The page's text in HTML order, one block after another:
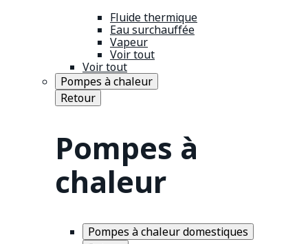
Fluide thermique
Eau surchauffée
Vapeur
Voir tout
Voir tout
Pompes à chaleur
Retour
Pompes à
chaleur
Pompes à chaleur domestiques